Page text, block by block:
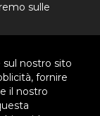
nostro sito
fornire
il nostro
sulle